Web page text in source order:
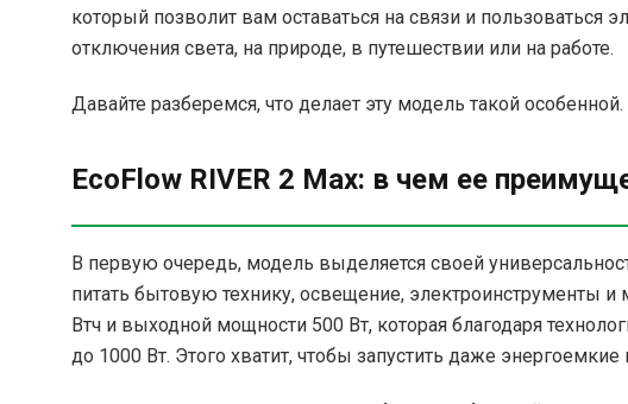
который позволит вам оставаться на связи и пользоваться
отключения света, на природе, в путешествии или на работе.
Давайте разберемся, что делает эту модель такой особенной.
EcoFlow RIVER 2 Max: в чем ее
В первую очередь, модель выделяется своей
питать бытовую технику, освещение, электроинструменты
Втч и выходной мощности 500 Вт, которая благодаря
до 1000 Вт. Этого хватит, чтобы запустить даже